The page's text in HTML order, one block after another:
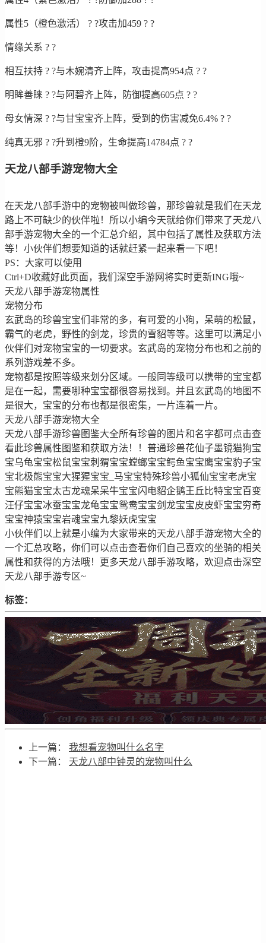
属性5（橙色激活） ? ?攻击加459 ? ?
情缘关系 ? ?
相互扶持 ? ?与木婉清齐上阵，攻击提高954点 ? ?
明眸善睐 ? ?与阿碧齐上阵，防御提高605点 ? ?
母女情深 ? ?与甘宝宝齐上阵，受到的伤害减免6.4% ? ?
纯真无邪 ? ?升到橙9阶，生命提高14784点 ? ?
天龙八部手游宠物大全
在天龙八部手游中的宠物被叫做珍兽，那珍兽就是我们在天龙
路上不可缺少的伙伴啦！所以小编今天就给你们带来了天龙八
部手游宠物大全的一个汇总介绍，其中包括了属性及获取方法
等！小伙伴们想要知道的话就赶紧一起来看一下吧！
PS：大家可以使用
Ctrl+D收藏好此页面，我们深空手游网将实时更新ING哦~
天龙八部手游宠物属性
宠物分布
玄武岛的珍兽宝宝们非常的多，有可爱的小狗，呆萌的松鼠，
霸气的老虎，野性的剑龙，珍贵的雪貂等等。这里可以满足小
伙伴们对宠物宝宝的一切要求。玄武岛的宠物分布也和之前的
系列游戏差不多。
宠物都是按照等级来划分区域。一般同等级可以携带的宝宝都
是在一起，需要哪种宝宝都很容易找到。并且玄武岛的地图不
是很大，宝宝的分布也都是很密集，一片连着一片。
天龙八部手游宠物大全
天龙八部手游珍兽图鉴大全所有珍兽的图片和名字都可点击查
看此珍兽属性图鉴和获取方法！！普通珍兽花仙子墨镜猫狗宝
宝乌龟宝宝松鼠宝宝刺猬宝宝螳螂宝宝鳄鱼宝宝鹰宝宝豹子宝
宝北极熊宝宝大猩猩宝宝_马宝宝特殊珍兽小狐仙宝宝老虎宝
宝熊猫宝宝太古龙魂呆呆牛宝宝闪电貂企鹅王丘比特宝宝百变
汪仔宝宝冰蚕宝宝龙龟宝宝鸳鸯宝宝剑龙宝宝皮皮虾宝宝穷奇
宝宝神猿宝宝岩魂宝宝九黎妖虎宝宝
小伙伴们以上就是小编为大家带来的天龙八部手游宠物大全的
一个汇总攻略，你们可以点击查看你们自己喜欢的坐骑的相关
属性和获得的方法哦！更多天龙八部手游攻略，欢迎点击深空
天龙八部手游专区~
标签：
上一篇： 我想看宠物叫什么名字
下一篇： 天龙八部中钟灵的宠物叫什么